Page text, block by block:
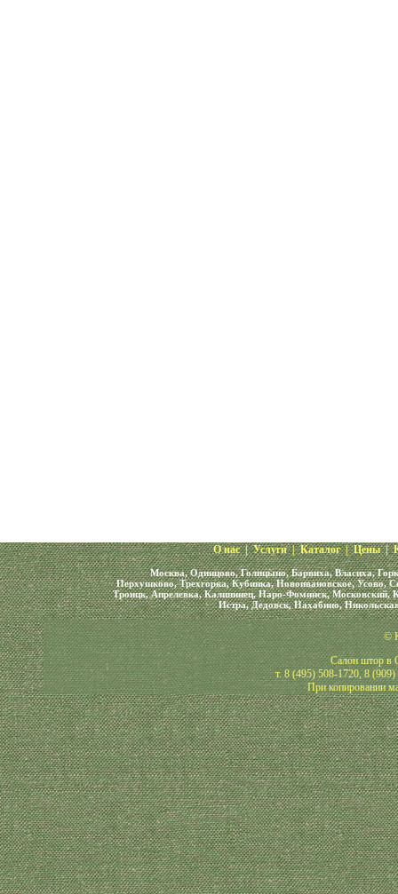
О нас|Услуги|Каталог|Цены|
Москва, Одинцово, Голицыно, Барвиха, Власиха,
Перхушково, Трехгорка, Кубинка, Новоивановское, Усово,
Троицк, Апрелевка, Калининец, Наро-Фоминск, Московский,
Истра, Дедовск, Нахабино,
©
Салон штор в
т. 8 (495) 508-1720, 8
При копировании